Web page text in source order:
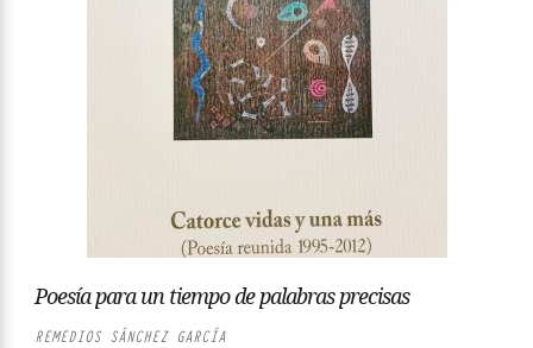
Poesía para un tiempo de palabras precisas
REMEDIOS SÁNCHEZ GARCÍA